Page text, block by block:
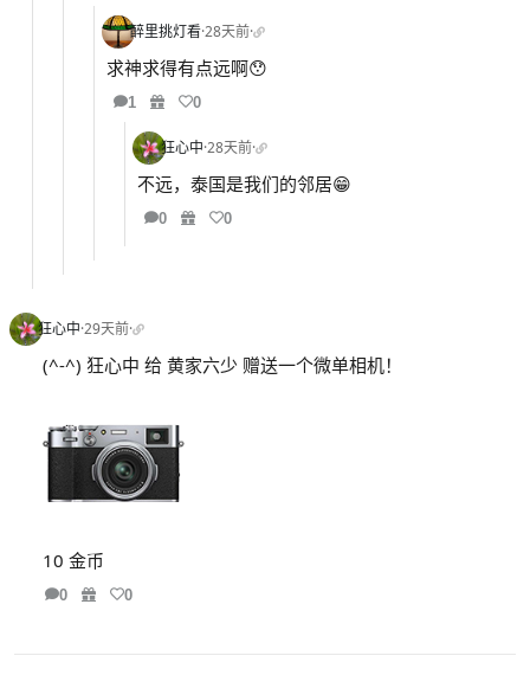
醉里挑灯看·28天前·
求神求得有点远啊😯
1 0
狂心中·28天前·
不远，泰国是我们的邻居😁
0 0
狂心中·29天前·
(^-^) 狂心中 给 黄家六少 赠送一个微单相机！
10 金币
0 0